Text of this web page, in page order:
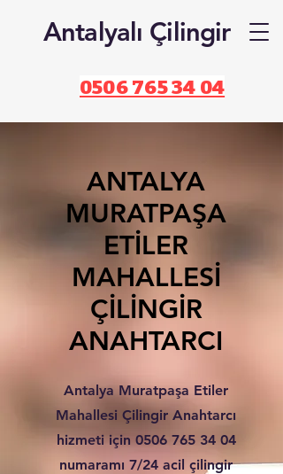
Antalyalı Çilingir
0506 765 34 04
ANTALYA
MURATPAŞA
ETİLER
MAHALLESİ
ÇİLİNGİR
ANAHTARCI
Antalya Muratpaşa Etiler
Mahallesi Çilingir Anahtarcı
hizmeti için 0506 765 34 04
numaramı 7/24 acil çilingir